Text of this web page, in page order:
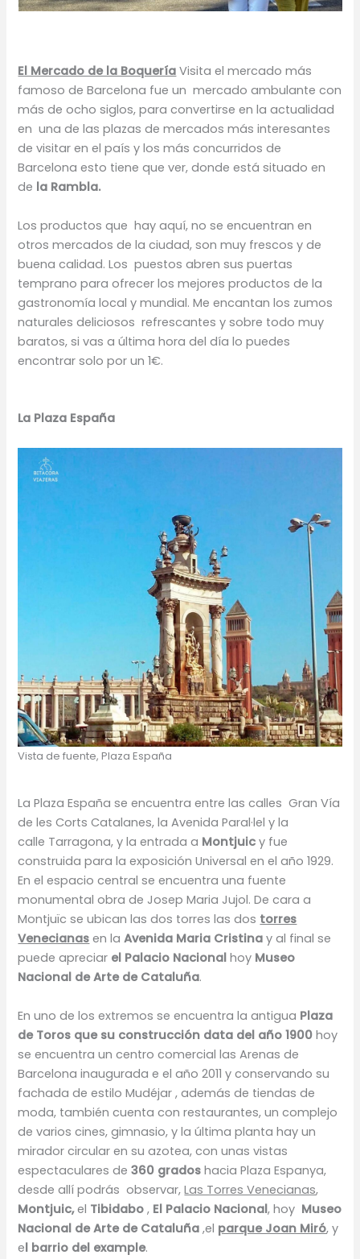
El Mercado de la Boquería Visita el mercado más
famoso de Barcelona fue un mercado ambulante con
más de ocho siglos, para convertirse en la actualidad
en una de las plazas de mercados más interesantes
de visitar en el país y los más concurridos de
Barcelona esto tiene que ver, donde está situado en
de la Rambla.
Los productos que hay aquí, no se encuentran en
otros mercados de la ciudad, son muy frescos y de
buena calidad. Los puestos abren sus puertas
temprano para ofrecer los mejores productos de la
gastronomía local y mundial. Me encantan los zumos
naturales deliciosos refrescantes y sobre todo muy
baratos, si vas a última hora del día lo puedes
encontrar solo por un 1€.
La Plaza España
Vista de fuente, Plaza España
La Plaza España se encuentra entre las calles Gran Vía
de les Corts Catalanes, la Avenida Paral·lel y la
calle Tarragona, y la entrada a Montjuic y fue
construida para la exposición Universal en el año 1929.
En el espacio central se encuentra una fuente
monumental obra de Josep Maria Jujol. De cara a
Montjuïc se ubican las dos torres las dos torres
Venecianas en laAvenida Maria Cristina y al final se
puede apreciar el Palacio Nacional hoy Museo
Nacional de Arte de Cataluña.
En uno de los extremos se encuentra la antigua Plaza
de Toros que su construcción data del año 1900hoy
se encuentra un centro comercial las Arenas de
Barcelona inaugurada e el año 2011 y conservando su
fachada de estilo Mudéjar , además de tiendas de
moda, también cuenta con restaurantes, un complejo
de varios cines, gimnasio, y la última planta hay un
mirador circular en su azotea, con unas vistas
espectaculares de360 grados hacia Plaza Espanya,
desde allí podrás observar,Las Torres Venecianas,
Montjuic,el Tibidabo , El Palacio Nacional, hoy Museo
Nacional de Arte de Cataluña ,el parque Joan Miró, y
el barrio del example.